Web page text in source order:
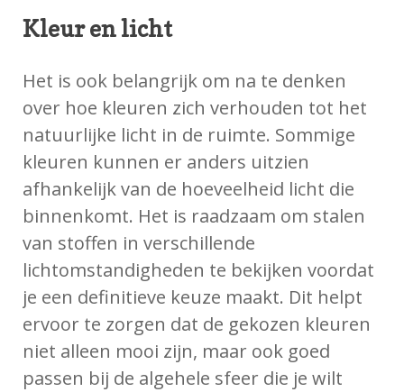
Kleur en licht
Het is ook belangrijk om na te denken
over hoe kleuren zich verhouden tot het
natuurlijke licht in de ruimte. Sommige
kleuren kunnen er anders uitzien
afhankelijk van de hoeveelheid licht die
binnenkomt. Het is raadzaam om stalen
van stoffen in verschillende
lichtomstandigheden te bekijken voordat
je een definitieve keuze maakt. Dit helpt
ervoor te zorgen dat de gekozen kleuren
niet alleen mooi zijn, maar ook goed
passen bij de algehele sfeer die je wilt